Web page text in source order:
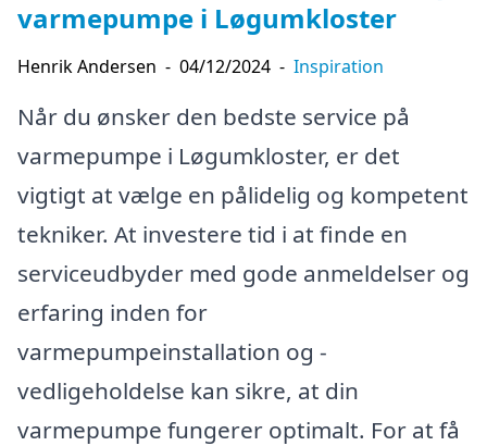
varmepumpe i Løgumkloster
Henrik Andersen - 04/12/2024 - Inspiration
Når du ønsker den bedste service på
varmepumpe i Løgumkloster, er det
vigtigt at vælge en pålidelig og kompetent
tekniker. At investere tid i at finde en
serviceudbyder med gode anmeldelser og
erfaring inden for
varmepumpeinstallation og -
vedligeholdelse kan sikre, at din
varmepumpe fungerer optimalt. For at få